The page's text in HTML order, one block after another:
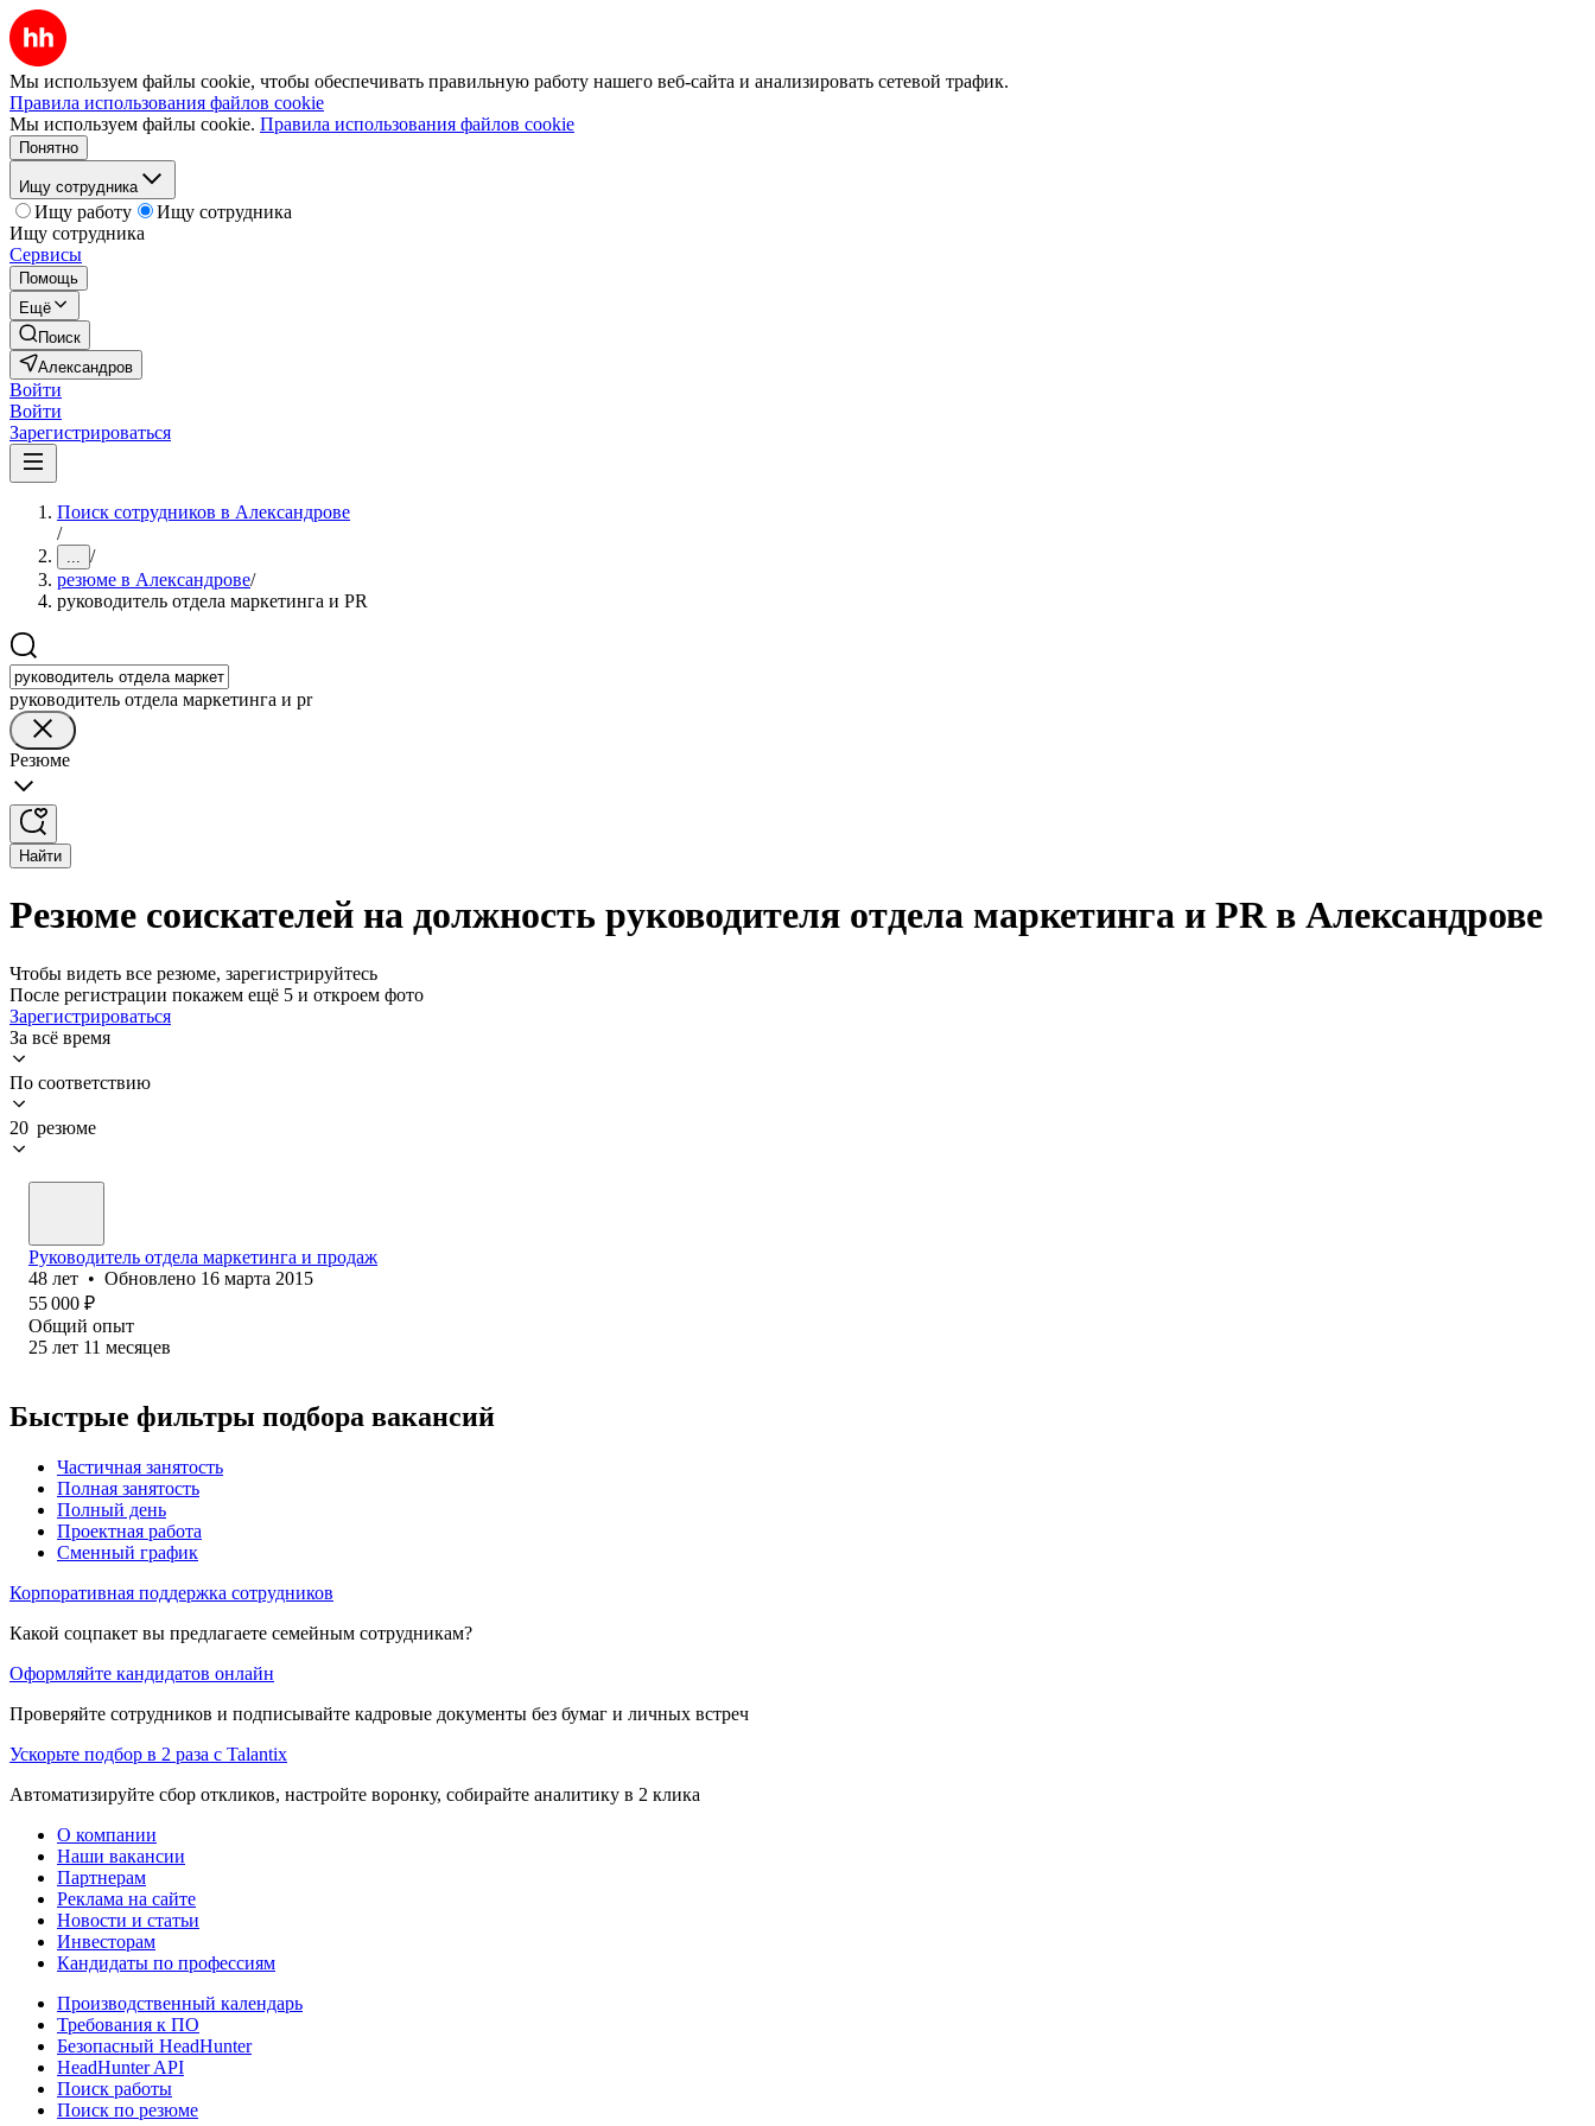
Мы используем файлы cookie, чтобы обеспечивать правильную работу нашего веб-сайта и анализировать сетевой трафик.
Правила использования файлов cookie
Мы используем файлы cookie. Правила использования файлов cookie
Понятно
Ищу сотрудника
Ищу работу
Ищу сотрудника
Ищу сотрудника
Сервисы
Помощь
Ещё
Поиск
Александров
Войти
Войти
Зарегистрироваться
Поиск сотрудников в Александрове
/
... /
резюме в Александрове/
руководитель отдела маркетинга и PR
руководитель отдела маркетинга и pr
Резюме
Найти
Резюме соискателей на должность руководителя отдела маркетинга и PR в Александрове
Чтобы видеть все резюме, зарегистрируйтесь
После регистрации покажем ещё 5 и откроем фото
Зарегистрироваться
За всё время
По соответствию
20 резюме
Руководитель отдела маркетинга и продаж
48 лет • Обновлено 16 марта 2015
55 000 ₽
Общий опыт
25 лет 11 месяцев
Быстрые фильтры подбора вакансий
Частичная занятость
Полная занятость
Полный день
Проектная работа
Сменный график
Корпоративная поддержка сотрудников
Какой соцпакет вы предлагаете семейным сотрудникам?
Оформляйте кандидатов онлайн
Проверяйте сотрудников и подписывайте кадровые документы без бумаг и личных встреч
Ускорьте подбор в 2 раза с Talantix
Автоматизируйте сбор откликов, настройте воронку, собирайте аналитику в 2 клика
О компании
Наши вакансии
Партнерам
Реклама на сайте
Новости и статьи
Инвесторам
Кандидаты по профессиям
Производственный календарь
Требования к ПО
Безопасный HeadHunter
HeadHunter API
Поиск работы
Поиск по резюме